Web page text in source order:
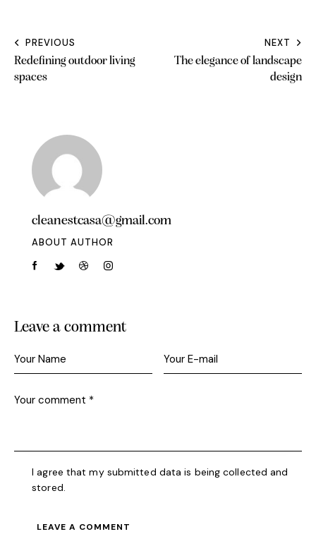
Post
navigation
PREVIOUS
Redefining outdoor living
spaces
NEXT
The elegance of landscape
design
cleanestcasa@gmail.com
ABOUT AUTHOR
Leave a comment
I agree that my submitted data is being collected and
stored.